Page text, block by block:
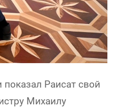
Раисат свой
Михаилу